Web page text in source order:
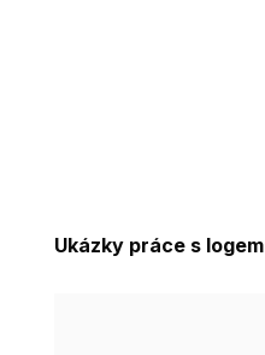
Ukázky práce s logem